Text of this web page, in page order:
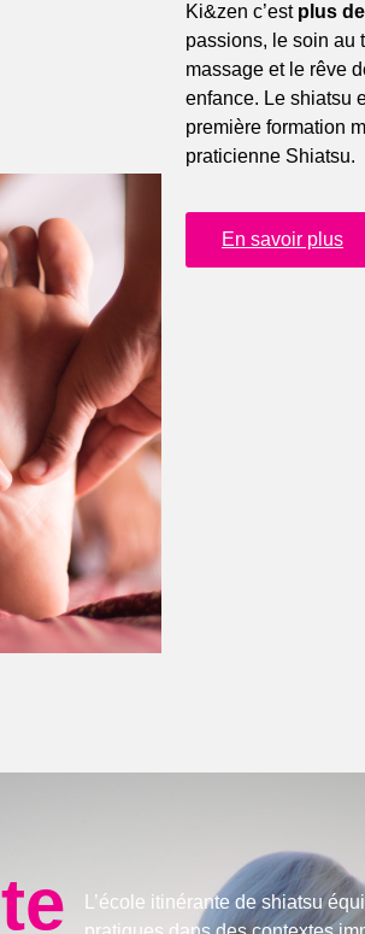
Ki&zen c’est plus
passions, le soin au
massage et le rêve
enfance. Le shiatsu
première formation
praticienne Shiatsu.
En savoir plus
L’école itinérante de shiatsu